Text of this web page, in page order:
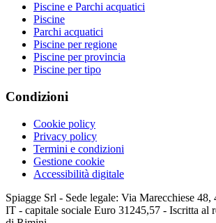
Piscine e Parchi acquatici
Piscine
Parchi acquatici
Piscine per regione
Piscine per provincia
Piscine per tipo
Condizioni
Cookie policy
Privacy policy
Termini e condizioni
Gestione cookie
Accessibilità digitale
Spiagge Srl - Sede legale: Via Marecchiese
IT - capitale sociale Euro 31245,57 - Iscritta al